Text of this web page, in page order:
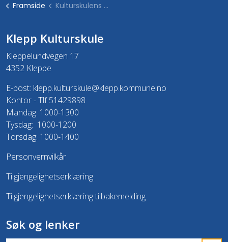
Framside Kulturskulens fag
Klepp Kulturskule
Kleppelundvegen 17
4352 Kleppe
E-post: klepp.kulturskule@klepp.kommune.no
Kontor - Tlf 51429898
Mandag: 1000-1300
Tysdag: 1000-1200
Torsdag: 1000-1400
Personvernvilkår
Tilgjengelighetserklæring
Tilgjengelighetserklæring tilbakemelding
Søk og lenker